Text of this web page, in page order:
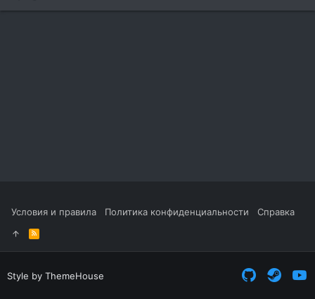
Условия и правила Политика конфиденциальности Справка
R
S
S
Style by ThemeHouse